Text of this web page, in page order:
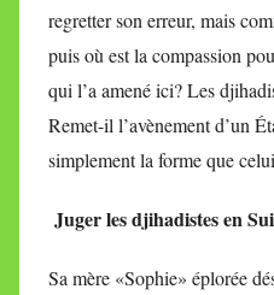
regretter son erreur, mais
puis où est la compassion
qui l’a amené ici? Les
Remet-il l’avènement d’un
simplement la forme que
Juger les djihadistes en
Sa mère «Sophie» éplorée